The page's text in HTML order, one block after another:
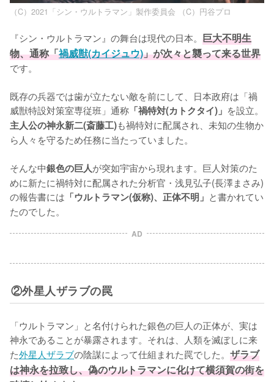
（C）2021「シン・ウルトラマン」製作委員会 （C）円谷プロ
『シン・ウルトラマン』の舞台は現代の日本。 巨大不明生
物、通称「禍威獣(カイジュウ)」が次々と襲って来る世界
です。
既存の兵器では歯が立たない敵を前にして、日本政府は「禍
威獣特設対策室専従班」通称 「禍特対(カトクタイ)」 を設立。
主人公の神永新二(斎藤工)も禍特対に配属され、未知の生物か
ら人々を守るため任務に当たっていました。
そんな中銀色の巨人が突如宇宙から現れます。巨人対策のた
めに新たに禍特対に配属された分析官・浅見弘子(長澤まさみ)
の報告書には 「ウルトラマン(仮称)、正体不明」 と書かれてい
たのでした。
AD
②外星人ザラブの罠
「ウルトラマン」と名付けられた銀色の巨人の正体が、実は
神永であることが暴露されます。それは、人類を滅ぼしに来
た外星人ザラブの陰謀によって仕組まれた罠でした。 ザラブ
は神永を拉致し、偽のウルトラマンに化けて横須賀の街を